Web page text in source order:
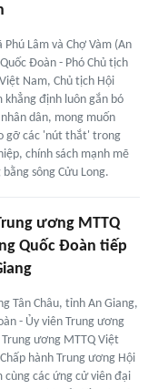
Lâm và Chợ Vàm (An
Đoàn - Phó Chủ tịch
Nam, Chủ tịch Hội
khẳng định luôn gắn bó
dân, mong muốn
gỡ các 'nút thắt' trong
chính sách mạnh mẽ
sông Cửu Long.
ương MTTQ
Quốc Đoàn tiếp
Tân Châu, tỉnh An Giang,
- Ủy viên Trung ương
ương MTTQ Việt
hành Trung ương Hội
cùng các ứng cử viên đại